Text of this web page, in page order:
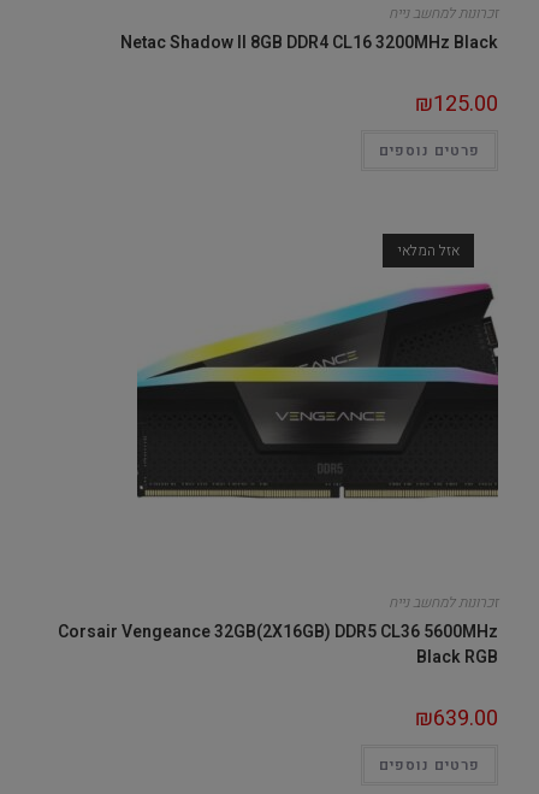
זכרונות למחשב נייח
Netac Shadow II 8GB DDR4 CL16 3200MHz Black
₪125.00
פרטים נוספים
אזל המלאי
זכרונות למחשב נייח
Corsair Vengeance 32GB(2X16GB) DDR5 CL36 5600MHz
Black RGB
₪639.00
פרטים נוספים